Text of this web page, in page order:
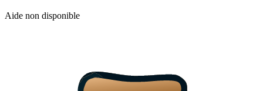
Aide non disponible